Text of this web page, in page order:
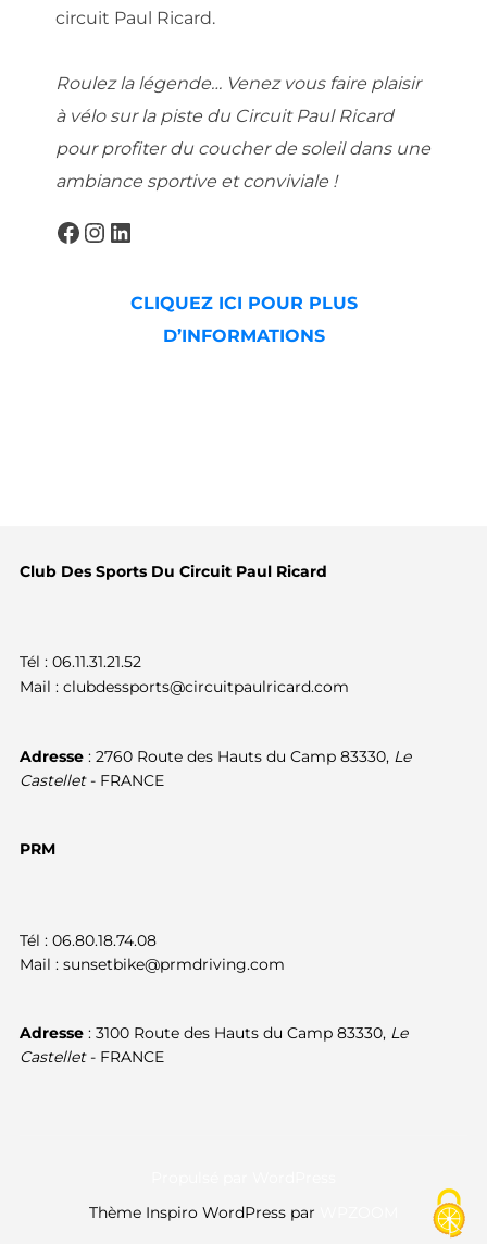
circuit Paul Ricard.
Roulez la légende… Venez vous faire plaisir
à vélo sur la piste du Circuit Paul Ricard
pour profiter du coucher de soleil dans une
ambiance sportive et conviviale !
Facebook Instagram LinkedIn
CLIQUEZ ICI POUR PLUS
D’INFORMATIONS
Club Des Sports Du Circuit Paul Ricard
Tél : 06.11.31.21.52
Mail : clubdessports@circuitpaulricard.com
Adresse: 2760 Route des Hauts du Camp 83330, Le
Castellet- FRANCE
PRM
Tél : 06.80.18.74.08
Mail : sunsetbike@prmdriving.com
Adresse: 3100 Route des Hauts du Camp 83330, Le
Castellet- FRANCE
Thème Inspiro WordPress par